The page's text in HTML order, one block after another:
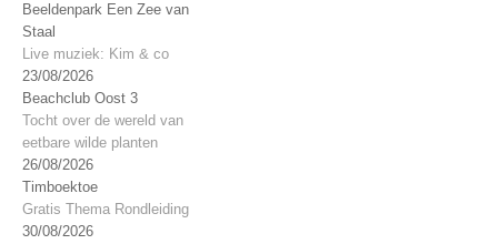
Beeldenpark Een Zee van
Staal
Live muziek: Kim & co
23/08/2026
Beachclub Oost 3
Tocht over de wereld van
eetbare wilde planten
26/08/2026
Timboektoe
Gratis Thema Rondleiding
30/08/2026